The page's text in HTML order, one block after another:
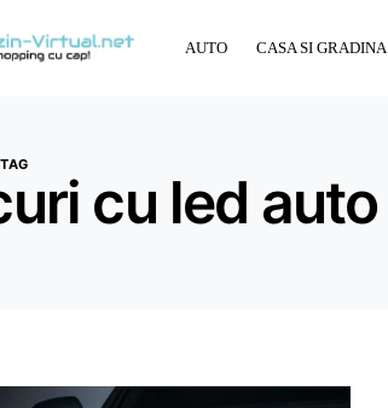
AUTO CASA SI GRADINA
cu led auto